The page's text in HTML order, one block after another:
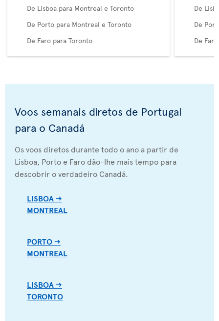
De Lisboa para Montreal e Toronto
De Porto para Montreal e Toronto
De Faro para Toronto
De
De
De
Voos semanais diretos de Portugal
para o Canadá
Os voos diretos durante todo o ano a partir de
Lisboa, Porto e Faro dão-lhe mais tempo para
descobrir o verdadeiro Canadá.
LISBOA -->
MONTREAL
PORTO -->
MONTREAL
LISBOA -->
TORONTO